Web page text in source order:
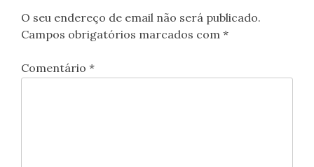
O seu endereço de email não será publicado.
Campos obrigatórios marcados com *
Comentário *